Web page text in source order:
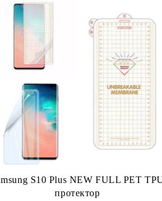
S10 Plus NEW FULL PET
протектор